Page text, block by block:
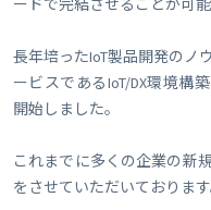
ードで完結させることが可能
長年培ったIoT製品開発のノ
ービスであるIoT/DX環境構
開始しました。
これまでに多くの企業の新
をさせていただいております